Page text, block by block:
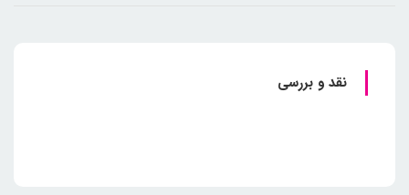
نقد و بررسی